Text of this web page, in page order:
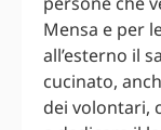
Mensa e per
all’esterno il
cucinato,
dei volontari,